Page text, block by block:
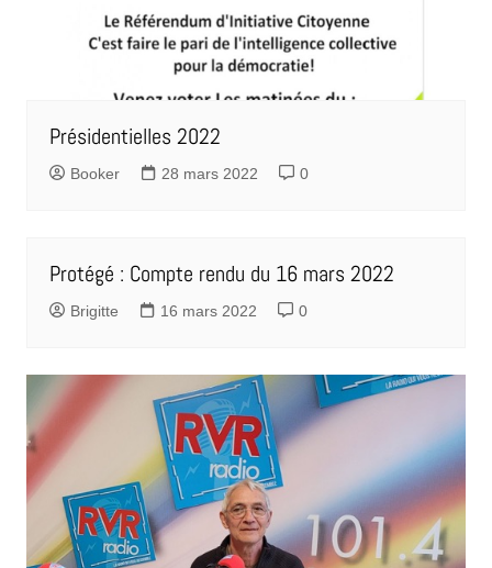
Présidentielles 2022
Booker 28 mars 2022 0
Protégé : Compte rendu du 16 mars 2022
Brigitte 16 mars 2022 0